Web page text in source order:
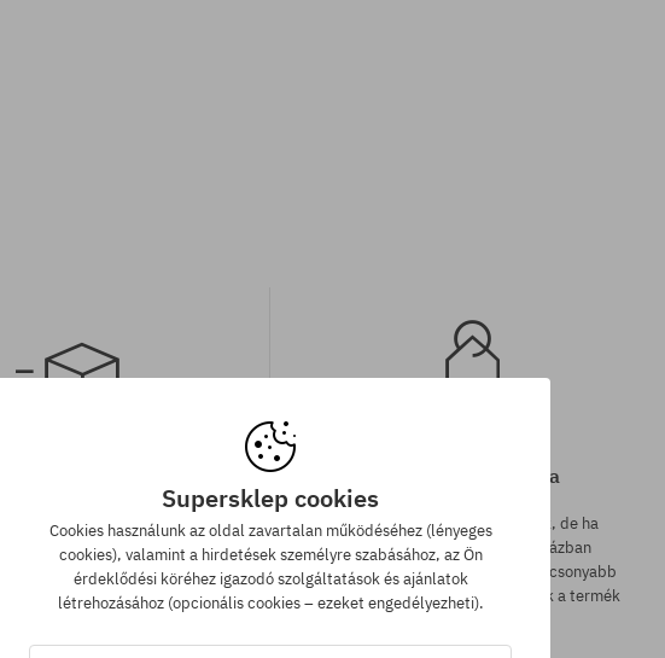
000 Ft. feletti megrendelést
GLS átvételi pontokra.
Legjobb ár garancia
A legjobb árak nálunk vannak, de ha
véletlenül egy más webáruházban
megtalálnád a termékünket alacsonyabb
áron, akkor csak neked levisszük a termék
Supersklep cookies
Cookies használunk az oldal zavartalan működéséhez (lényeges
cookies), valamint a hirdetések személyre szabásához, az Ön
érdeklődési köréhez igazodó szolgáltatások és ajánlatok
létrehozásához (opcionális cookies – ezeket engedélyezheti).